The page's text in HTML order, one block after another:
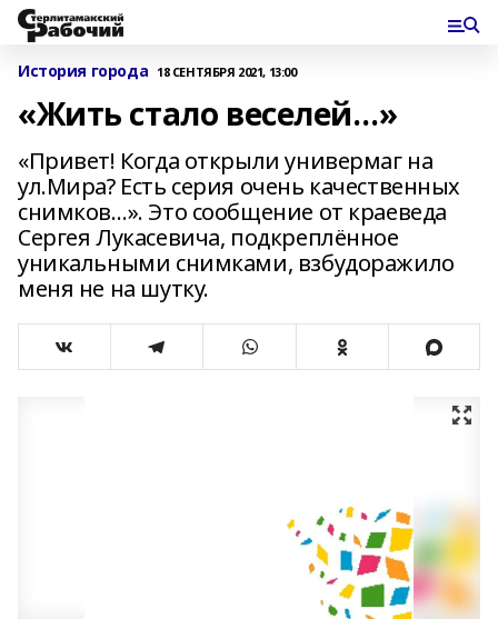
История города 18 СЕНТЯБРЯ 2021, 13:00
«Жить стало веселей…»
«Привет! Когда открыли универмаг на
ул.Мира? Есть серия очень качественных
снимков…». Это сообщение от краеведа
Сергея Лукасевича, подкреплённое
уникальными снимками, взбудоражило
меня не на шутку.